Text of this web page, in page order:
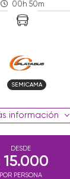
00h 50m
SEMICAMA
información
DESDE
15.000
POR PERSONA